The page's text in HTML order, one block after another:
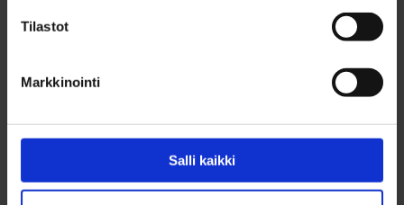
Tilastot
Markkinointi
Salli kaikki